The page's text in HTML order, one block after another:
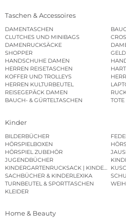
Taschen & Accessoires
DAMENTASCHEN
CLUTCHES UND MINIBAGS
DAMENRUCKSÄCKE
SHOPPER
HANDSCHUHE DAMEN
HERREN REISETASCHEN
KOFFER UND TROLLEYS
HERREN KULTURBEUTEL
REISEGEPÄCK DAMEN
BAUCH- & GÜRTELTASCHEN
Kinder
BILDERBÜCHER
HÖRSPIELBOXEN
HÖRSPIEL ZUBEHÖR
JUGENDBÜCHER
KINDERGARTENRUCKSACK |
SACHBÜCHER & KINDERLEXIKA
TURNBEUTEL & SPORTTASCHEN
KLEIDER
Home & Beauty